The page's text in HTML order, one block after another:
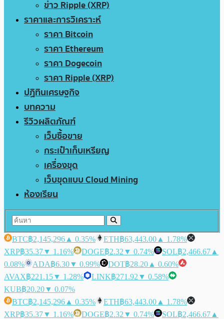
ข่าว Ripple (XRP)
ราคาและการวิเคราะห์
ราคา Bitcoin
ราคา Ethereum
ราคา Dogecoin
ราคา Ripple (XRP)
ปฏิทินเศรษฐกิจ
บทความ
รีวิวผลิตภัณฑ์
เว็บซื้อขาย
กระเป๋าเก็บเหรียญ
เครื่องขุด
เว็บขุดแบบ Cloud Mining
ห้องเรียน
BTC฿2,145,296 ▲ 0.35% ETH฿63,443.00 ▲ 1.78%
XRP฿35.37▼ 1.16% DOGE฿2.32 ▼ 0.74% SOL฿2,466.67 ▲
0.08%
ADA฿6.30▼ 0.99% DOT฿28.20 ▲ 0.60%
AVAX฿221.15▼ 1.28% LINK฿271.92 ▼ 0.58%
KUB฿20.20▼ 0.07%
BTC฿2,145,296 ▲ 0.35% ETH฿63,443.00 ▲ 1.78%
XRP฿35.37▼ 1.16% DOGE฿2.32 ▼ 0.74% SOL฿2,466.67 ▲